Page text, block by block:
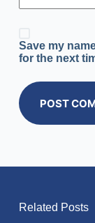
Save my
for the next
POST
Related Posts